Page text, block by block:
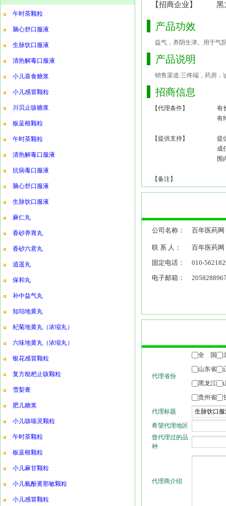
午时茶颗粒
脑心舒口服液
生脉饮口服液
清热解毒口服液
小儿喜食糖浆
小儿感冒颗粒
川贝止咳糖浆
板蓝根颗粒
午时茶颗粒
清热解毒口服液
抗病毒口服液
脑心舒口服液
生脉饮口服液
麻仁丸
香砂养胃丸
香砂六君丸
逍遥丸
保和丸
补中益气丸
知珀地黄丸
杞菊地黄丸（浓缩丸）
六味地黄丸（浓缩丸）
银花感冒颗粒
复方枇杷止咳颗粒
雪梨膏
肥儿糖浆
小儿咳喘灵颗粒
午时茶颗粒
板蓝根颗粒
小儿麻甘颗粒
小儿氨酚黄那敏颗粒
小儿感冒颗粒
【招商企业】
黑
产品功效
益气，养阴生津。用于气
产品说明
销售渠道:三终端，药房，
招商信息
【代理条件】
有
有
【提供支持】
提
成
围
【备注】
公司名称： 百年医药网
联 系 人：
百年医药网
固定电话：
010-
电子邮箱：